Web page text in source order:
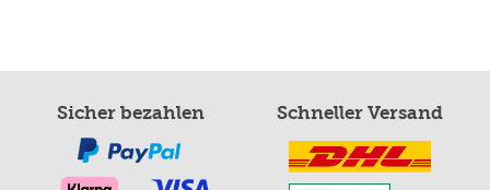
Sicher bezahlen Schneller Versand